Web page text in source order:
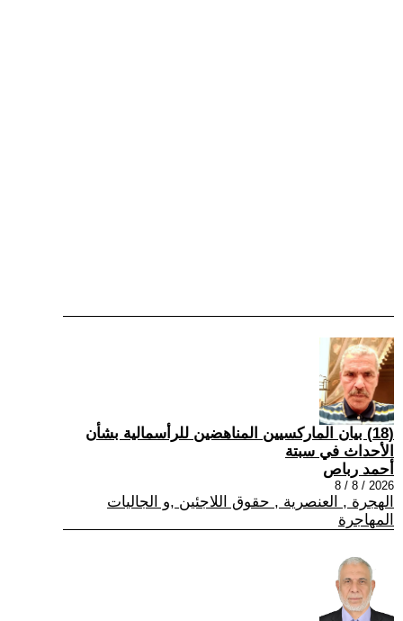
(18) بيان الماركسيين المناهضين للرأسمالية بشأن
الأحداث في سبتة
أحمد رباص
2026 / 8 / 8
الهجرة , العنصرية , حقوق اللاجئين ,و الجاليات
المهاجرة